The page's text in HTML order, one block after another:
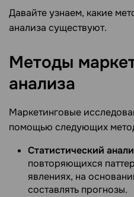
Давайте узнаем, какие
анализа существуют.
Методы
анализа
Маркетинговые
помощью следующих
Статистический
повторяющихся
явлениях, на
составлять прогнозы.